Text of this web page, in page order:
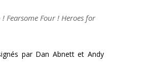
! Fearsome Four ! Heroes for
par Dan Abnett et Andy